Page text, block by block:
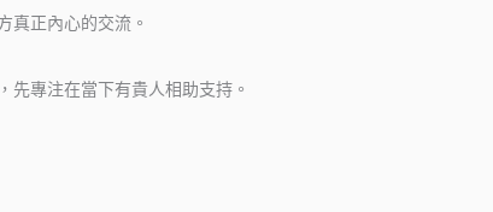
真正內心的交流。
先專注在當下有貴人相助支持。